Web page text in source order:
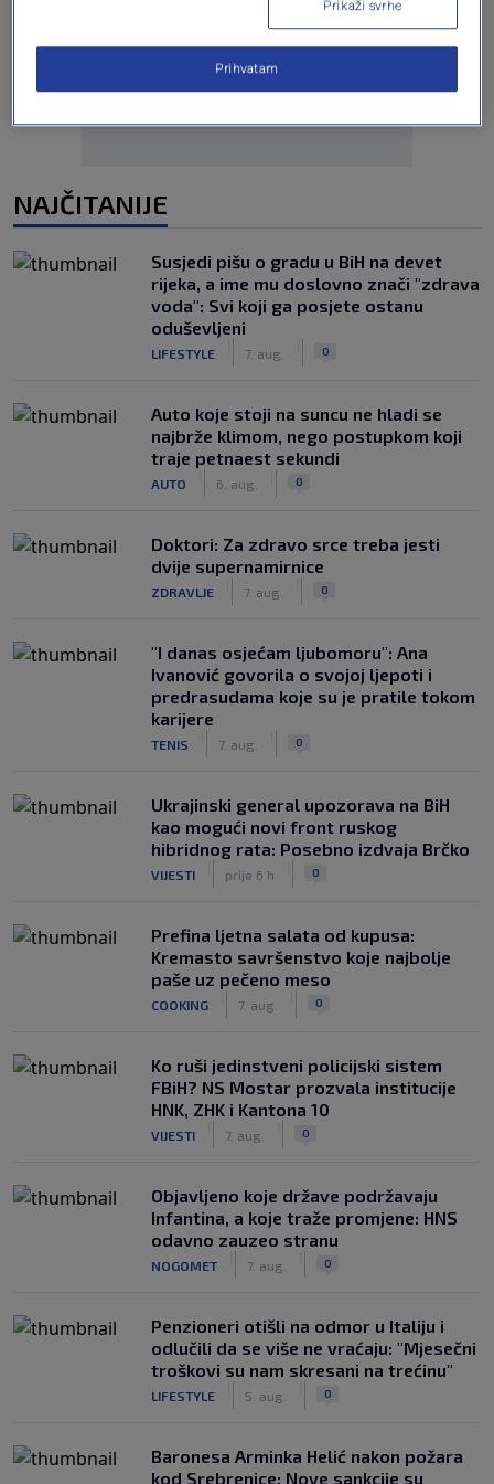
Oglas
NAJČITANIJE
Susjedi pišu o gradu u BiH na devet
rijeka, a ime mu doslovno znači "zdrava
voda": Svi koji ga posjete ostanu
oduševljeni
LIFESTYLE 7. aug. 0
Auto koje stoji na suncu ne hladi se
najbrže klimom, nego postupkom koji
traje petnaest sekundi
AUTO 6. aug. 0
Doktori: Za zdravo srce treba jesti
dvije supernamirnice
ZDRAVLJE 7. aug. 0
"I danas osjećam ljubomoru": Ana
Ivanović govorila o svojoj ljepoti i
predrasudama koje su je pratile tokom
karijere
TENIS 7. aug. 0
Ukrajinski general upozorava na BiH
kao mogući novi front ruskog
hibridnog rata: Posebno izdvaja Brčko
VIJESTI prije 6 h 0
Prefina ljetna salata od kupusa:
Kremasto savršenstvo koje najbolje
paše uz pečeno meso
COOKING 7. aug. 0
Ko ruši jedinstveni policijski sistem
FBiH? NS Mostar prozvala institucije
HNK, ZHK i Kantona 10
VIJESTI 7. aug. 0
Objavljeno koje države podržavaju
Infantina, a koje traže promjene: HNS
odavno zauzeo stranu
NOGOMET 7. aug. 0
Penzioneri otišli na odmor u Italiju i
odlučili da se više ne vraćaju: "Mjesečni
troškovi su nam skresani na trećinu"
LIFESTYLE 5. aug. 0
Baronesa Arminka Helić nakon požara
kod Srebrenice: Nove sankcije su
Prikaži svrhe
Prihvatam